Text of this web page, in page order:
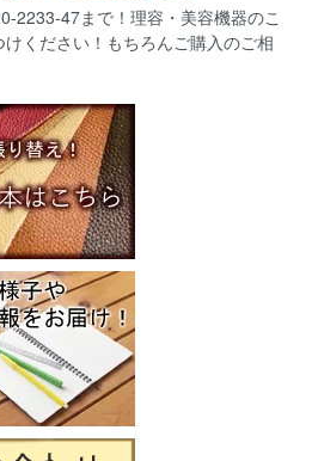
2233-47まで！理容・美容機器のこ
ください！もちろんご購入のご相